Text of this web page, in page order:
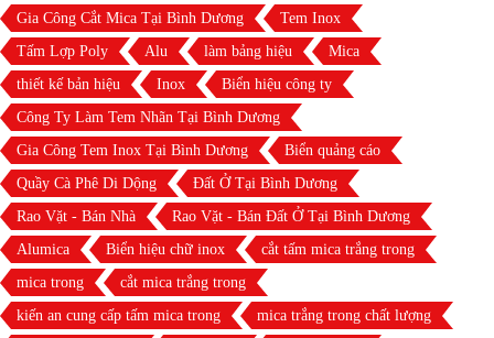
Gia Công Cắt Mica Tại Bình Dương
Tem Inox
Tấm Lợp Poly
Alu làm bảng hiệu
Mica
thiết kế bản hiệu
Inox
Biển hiệu công ty
Công Ty Làm Tem Nhãn Tại Bình Dương
Gia Công Tem Inox Tại Bình Dương
Biển quảng cáo
Quầy Cà Phê Di Dộng
Đất Ở Tại Bình Dương
Rao Vặt - Bán Nhà
Rao Vặt - Bán Đất Ở Tại Bình Dương
Alumica
Biển hiệu chữ inox
cắt tấm mica trắng trong
mica trong
cắt mica trắng trong
kiến an cung cấp tấm mica trong
mica trắng trong chất lượng